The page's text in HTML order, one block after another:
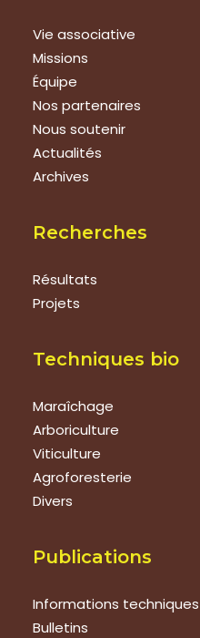
Vie associative
Missions
Équipe
Nos partenaires
Nous soutenir
Actualités
Archives
Recherches
Résultats
Projets
Techniques bio
Maraîchage
Arboriculture
Viticulture
Agroforesterie
Divers
Publications
Informations techniques
Bulletins